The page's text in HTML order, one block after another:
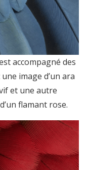
accompagné des
image d’un ara
et une autre
flamant rose.